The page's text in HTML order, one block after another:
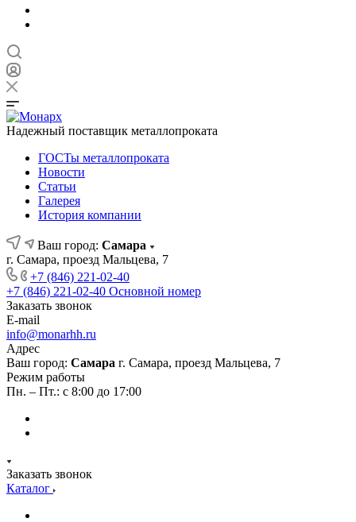
Надежный поставщик металлопроката
ГОСТы металлопроката
Новости
Статьи
Галерея
История компании
Ваш город: Самара
г. Самара, проезд Мальцева, 7
+7 (846) 221-02-40
+7 (846) 221-02-40 Основной номер
Заказать звонок
E-mail
info@monarhh.ru
Адрес
Ваш город: Самара г. Самара, проезд Мальцева, 7
Режим работы
Пн. – Пт.: с 8:00 до 17:00
Заказать звонок
Каталог